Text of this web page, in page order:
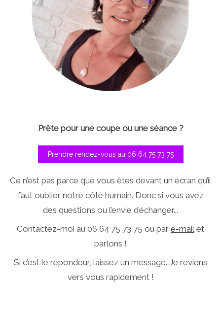
Prête pour une coupe ou une séance ?
Prendre rendez-vous au 06 64 75 73 75
Ce n’est pas parce que vous êtes devant un écran qu’il
faut oublier notre côté humain. Donc si vous avez
des questions ou l’envie d’échanger...
Contactez-moi au 06 64 75 73 75 ou par e-mail et
parlons !
Si c’est le répondeur, laissez un message. Je reviens
vers vous rapidement !